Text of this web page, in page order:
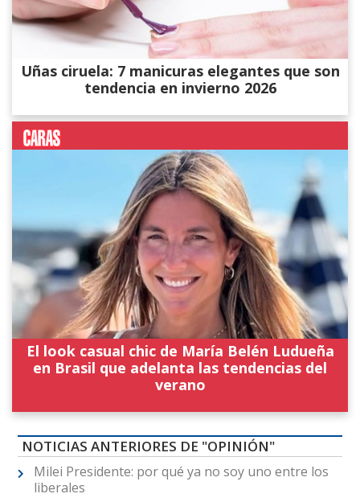
Uñas ciruela: 7 manicuras elegantes que son
tendencia en invierno 2026
El look casual chic de María Belén Ludueña
en Brasil que adelanta las tendencias del
verano
NOTICIAS ANTERIORES DE "OPINIÓN"
Milei Presidente: por qué ya no soy uno entre los
liberales